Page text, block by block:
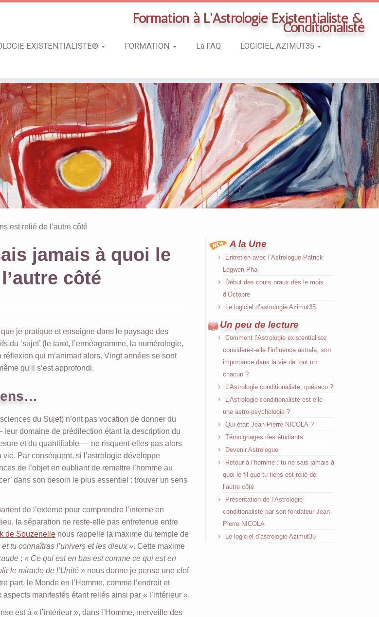
Formation à L'Astrologie Existentialiste &
Conditionaliste
EXISTENTIALISTE® FORMATION La FAQ
LOGICIEL AZIMUT35
est relié de l’autre côté
jamais à quoi le
côté
que je pratique et enseigne dans le paysage des
‘sujet’ (le tarot, l’ennéagramme, la numérologie,
qui m’animait alors. Vingt années se sont
qu’il s’est approfondi.
du Sujet) n’ont pas vocation de donner du
domaine de prédilection étant la description du
et du quantifiable — ne risquent-elles pas alors
Par conséquent, si l’astrologie développe
de l’objet en oubliant de remettre l’homme au
dans son besoin le plus essentiel : trouver un sens
de l’externe pour comprendre l’interne en
la séparation ne reste-elle pas entretenue entre
de Souzenelle nous rappelle la maxime du temple de
tu connaîtras l’univers et les dieux ». Cette maxime
: « Ce qui est en bas est comme ce qui est en
le miracle de l’Unité » nous donne je pense une clef
part, le Monde en l’Homme, comme l’endroit et
aspects manifestés étant reliés ainsi par « l’intérieur ».
est à « l’intérieur », dans l’Homme, merveille des
A la Une
Entretien avec l’Astrologue Patrick
Legwen-Phal
Début des cours oraux dès le mois
d’Octobre
Le logiciel d’astrologie Azimut35
Un peu de lecture
Comment l’Astrologie existentialiste
considère-t-elle l’influence astrale, son
importance dans la vie de tout un
chacun ?
L’Astrologie conditionaliste, quésaco ?
L’Astrologie conditionaliste est-elle
une astro-psychologie ?
Qui était Jean-Pierre NICOLA ?
Témoignages des étudiants
Devenir Astrologue
Retour à l’homme : tu ne sais jamais à
quoi le fil que tu tiens est relié de
l’autre côté
Présentation de l’Astrologie
conditionaliste par son fondateur Jean-
Pierre NICOLA
Le logiciel d’astrologie Azimut35